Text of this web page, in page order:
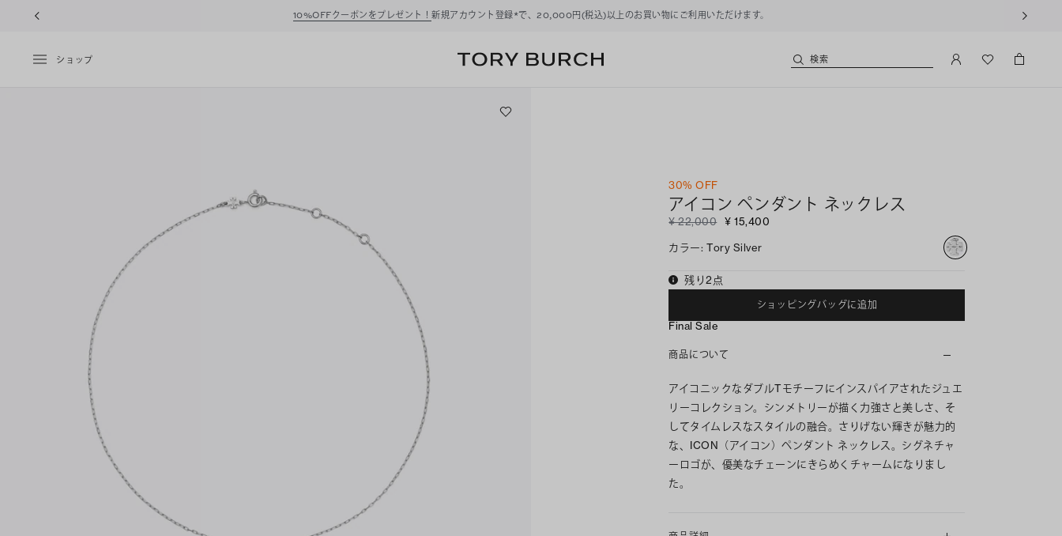
10%OFFクーポンをプレゼント！ 新規アカウント登録*で、20,000円(税込)以上のお買い物にご利用いただけます。
ショップ 検索
30% OFF
アイコン ペンダント ネックレス
¥ 22,000 ¥ 15,400
カラー: Tory Silver
残り2点
ショッピングバッグに追加
Final Sale
商品について
アイコニックなダブルTモチーフにインスパイアされたジュエ
リーコレクション。シンメトリーが描く力強さと美しさ、そ
してタイムレスなスタイルの融合。さりげない輝きが魅力的
な、ICON（アイコン）ペンダント ネックレス。シグネチャ
ーロゴが、優美なチェーンにきらめくチャームになりまし
た。